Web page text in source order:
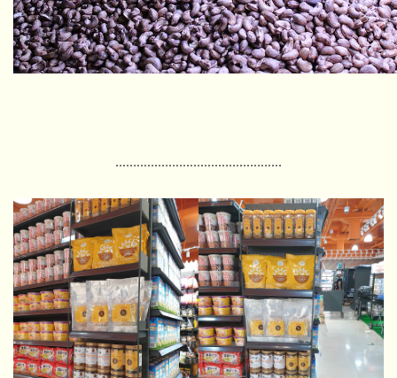
...............................................